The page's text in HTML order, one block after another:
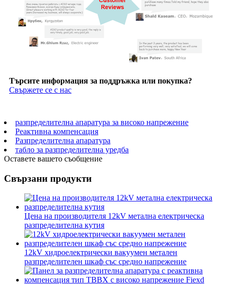
Търсите информация за поддръжка или покупка?
Свържете се с нас
разпределителна апаратура за високо напрежение
Реактивна компенсация
Разпределителна апаратура
табло за разпределителна уредба
Оставете вашето съобщение
Свързани продукти
Цена на производителя 12kV метална електрическа
разпределителна кутия
12kV хидроелектрически вакуумен метален
разпределителен шкаф със средно напрежение